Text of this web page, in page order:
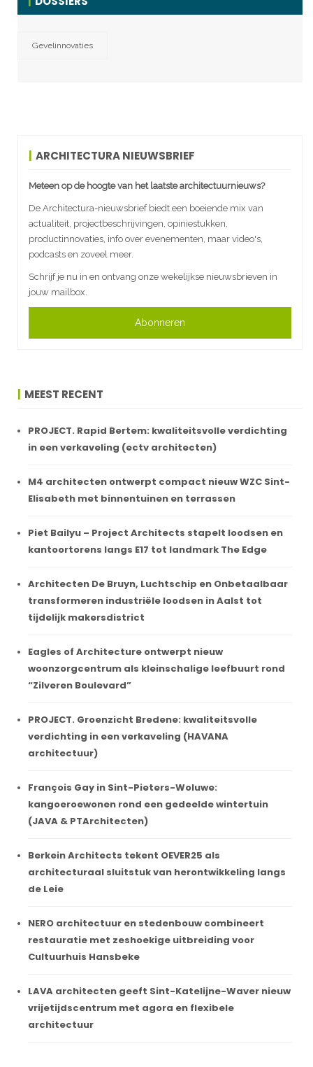
Gevelinnovaties
ARCHITECTURA NIEUWSBRIEF
Meteen op de hoogte van het laatste architectuurnieuws?
De Architectura-nieuwsbrief biedt een boeiende mix van
actualiteit, projectbeschrijvingen, opiniestukken,
productinnovaties, info over evenementen, maar video's,
podcasts en zoveel meer.
Schrijf je nu in en ontvang onze wekelijkse nieuwsbrieven in
jouw mailbox.
Abonneren
MEEST RECENT
PROJECT. Rapid Bertem: kwaliteitsvolle verdichting
in een verkaveling (ectv architecten)
M4 architecten ontwerpt compact nieuw WZC Sint-
Elisabeth met binnentuinen en terrassen
Piet Bailyu – Project Architects stapelt loodsen en
kantoortorens langs E17 tot landmark The Edge
Architecten De Bruyn, Luchtschip en Onbetaalbaar
transformeren industriële loodsen in Aalst tot
tijdelijk makersdistrict
Eagles of Architecture ontwerpt nieuw
woonzorgcentrum als kleinschalige leefbuurt rond
“Zilveren Boulevard”
PROJECT. Groenzicht Bredene: kwaliteitsvolle
verdichting in een verkaveling (HAVANA
architectuur)
François Gay in Sint-Pieters-Woluwe:
kangoeroewonen rond een gedeelde wintertuin
(JAVA & PTArchitecten)
Berkein Architects tekent OEVER25 als
architecturaal sluitstuk van herontwikkeling langs
de Leie
NERO architectuur en stedenbouw combineert
restauratie met zeshoekige uitbreiding voor
Cultuurhuis Hansbeke
LAVA architecten geeft Sint-Katelijne-Waver nieuw
vrijetijdscentrum met agora en flexibele
architectuur